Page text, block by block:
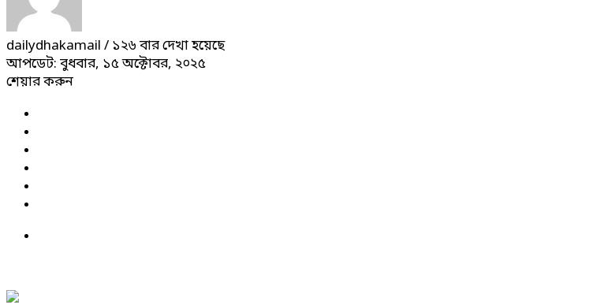
dailydhakamail / ১২৬ বার দেখা হয়েছে
আপডেট: বুধবার, ১৫ অক্টোবর, ২০২৫
শেয়ার করুন